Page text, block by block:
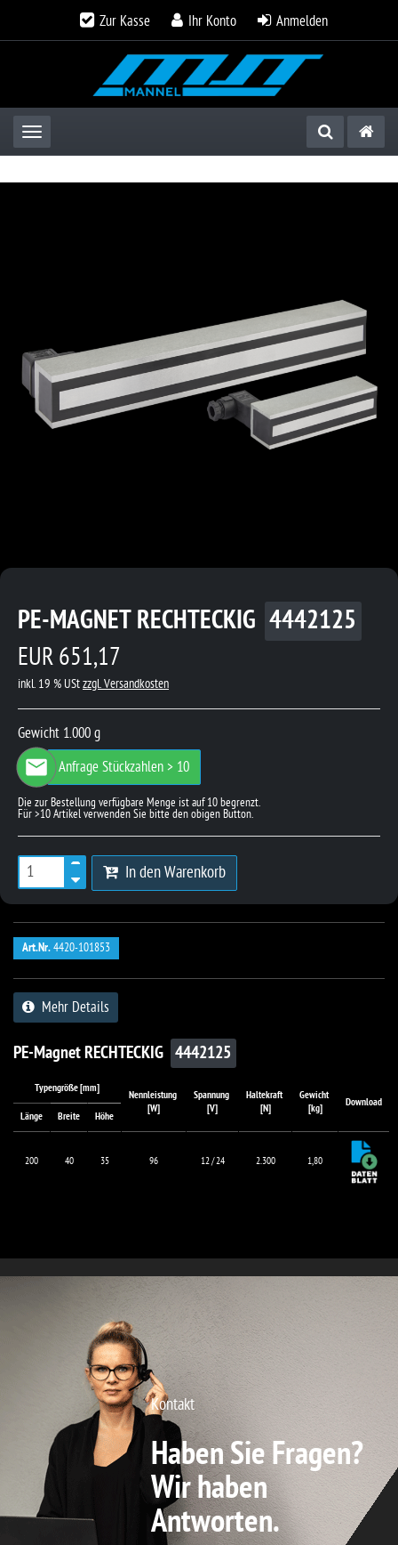
Zur Kasse Ihr Konto Anmelden
Toggle navigation
PE-MAGNET RECHTECKIG 4442125
EUR 651,17
inkl. 19 % UStzzgl. Versandkosten
Gewicht 1.000 g
Anfrage Stückzahlen > 10
In den Warenkorb
Art.Nr. 4420-101853
Mehr Details
PE-Magnet RECHTECKIG 4442125
Typengröße [mm]
Nennleistung
[W]
Spannung
[V]
Haltekraft
[N]
Gewicht
[kg]
Download
Länge
Breite Höhe
200 40 35 96 12 / 24 2.300 1,80
Kontakt
Haben Sie Fragen?
Wir haben
Antworten.